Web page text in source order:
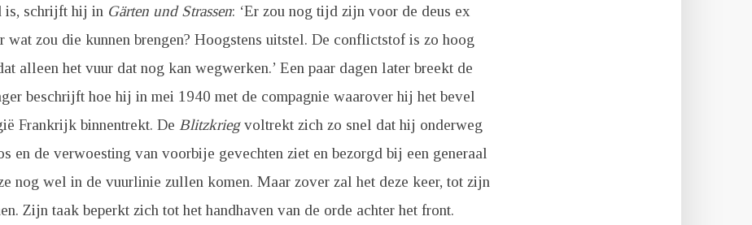
is, schrijft hij in Gärten und Strassen: ‘Er zou nog tijd zijn voor de deus ex
wat zou die kunnen brengen? Hoogstens uitstel. De conflictstof is zo hoog
alleen het vuur dat nog kan wegwerken.’ Een paar dagen later breekt de
beschrijft hoe hij in mei 1940 met de compagnie waarover hij het bevel
Frankrijk binnentrekt. De Blitzkriegvoltrekt zich zo snel dat hij onderweg
en de verwoesting van voorbije gevechten ziet en bezorgd bij een generaal
nog wel in de vuurlinie zullen komen. Maar zover zal het deze keer, tot zijn
Zijn taak beperkt zich tot het handhaven van de orde achter het front.